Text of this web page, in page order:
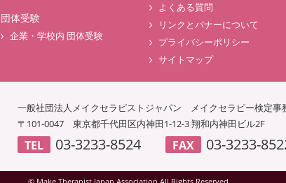
団体受験
企業・学校内 団体受験
よくある質問
リンクとバナーについて
プライバシーポリシー
サイトマップ
一般社団法人メイクセラピストジャパン
メイクセラピー検定事
〒101-0047 東京都千代田区内神田1-12-3 翔和内神田ビル2F
TEL 03-3233-8524 FAX 03-3233-